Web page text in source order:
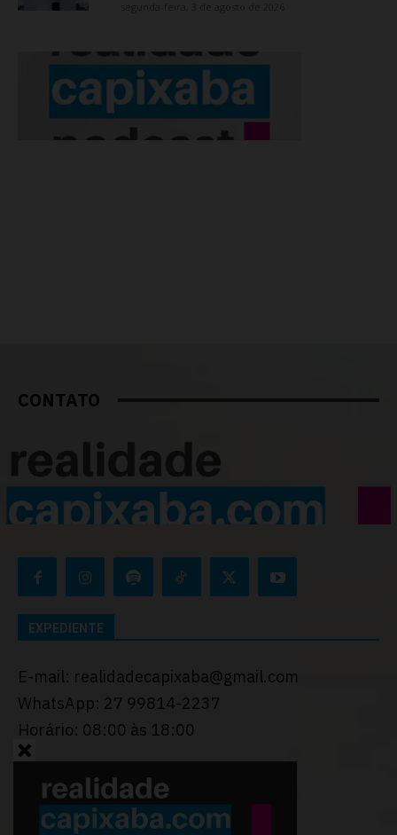
CONTATO
EXPEDIENTE
E-mail: realidadecapixaba@gmail.com
WhatsApp: 27 99814-2237
Horário: 08:00 às 18:00
Desenvolvido porThiago Programador